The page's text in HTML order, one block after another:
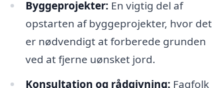
Byggeprojekter: En vigtig del af
opstarten af byggeprojekter, hvor det
er nødvendigt at forberede grunden
ved at fjerne uønsket jord.
Konsultation og rådgivning: Fagfolk